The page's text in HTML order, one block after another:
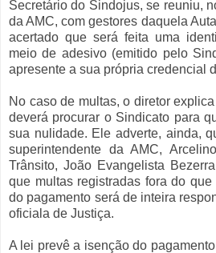
Secretário do Sindojus, se reuniu,
da AMC, com gestores daquela
acertado que será feita uma
meio de adesivo (emitido pelo
apresente a sua própria credencial
No caso de multas, o diretor
deverá procurar o Sindicato para
sua nulidade. Ele adverte, ainda,
superintendente da AMC,
Trânsito, João Evangelista
que multas registradas fora do
do pagamento será de inteira
oficiala de Justiça.
A lei prevê a isenção do